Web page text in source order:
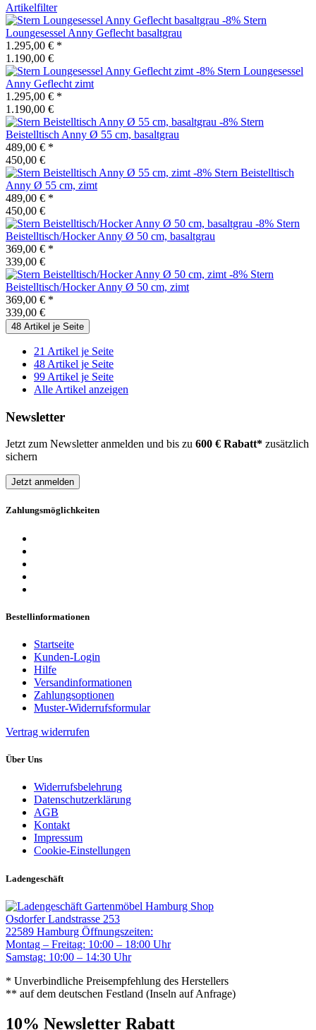
Artikelfilter
-8% Stern
Loungesessel Anny Geflecht basaltgrau
1.295,00 € *
1.190,00 €
-8% Stern Loungesessel
Anny Geflecht zimt
1.295,00 € *
1.190,00 €
-8% Stern
Beistelltisch Anny Ø 55 cm, basaltgrau
489,00 € *
450,00 €
-8% Stern Beistelltisch
Anny Ø 55 cm, zimt
489,00 € *
450,00 €
-8% Stern
Beistelltisch/Hocker Anny Ø 50 cm, basaltgrau
369,00 € *
339,00 €
-8% Stern
Beistelltisch/Hocker Anny Ø 50 cm, zimt
369,00 € *
339,00 €
48 Artikel je Seite
21 Artikel je Seite
48 Artikel je Seite
99 Artikel je Seite
Alle Artikel anzeigen
Newsletter
Jetzt zum Newsletter anmelden und bis zu 600 € Rabatt* zusätzlich
sichern
Jetzt anmelden
Zahlungsmöglichkeiten
Bestellinformationen
Startseite
Kunden-Login
Hilfe
Versandinformationen
Zahlungsoptionen
Muster-Widerrufsformular
Vertrag widerrufen
Über Uns
Widerrufsbelehrung
Datenschutzerklärung
AGB
Kontakt
Impressum
Cookie-Einstellungen
Ladengeschäft
Gartenmöbel Hamburg Shop
Osdorfer Landstrasse 253
22589 Hamburg Öffnungszeiten:
Montag – Freitag: 10:00 – 18:00 Uhr
Samstag: 10:00 – 14:30 Uhr
* Unverbindliche Preisempfehlung des Herstellers
** auf dem deutschen Festland (Inseln auf Anfrage)
10% Newsletter Rabatt